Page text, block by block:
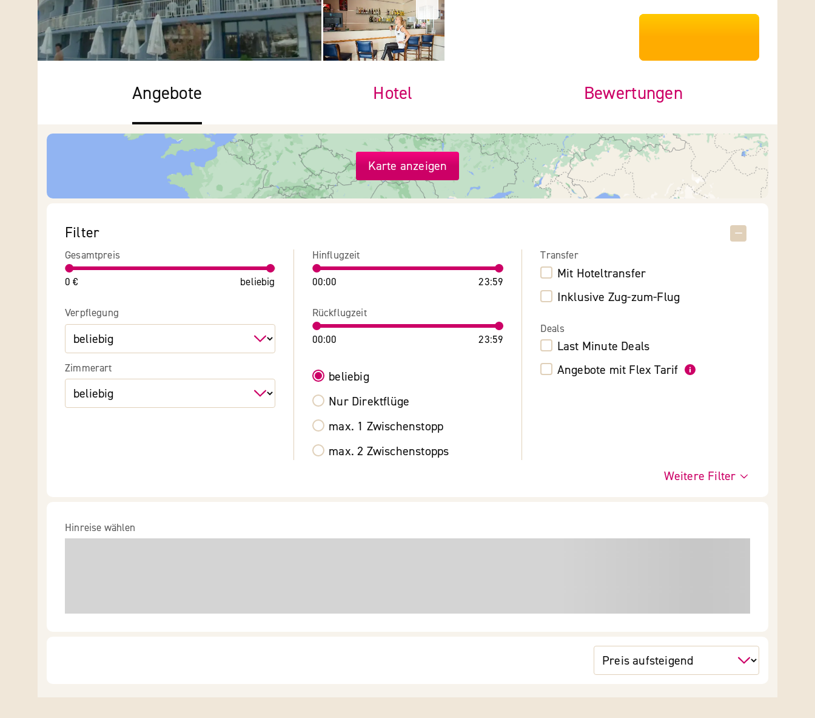
Angebote Hotel Bewertungen
Karte anzeigen
Filter
Gesamtpreis
0 € beliebig
Verpflegung
Zimmerart
Hinflugzeit
00:00 23:59
Rückflugzeit
00:00 23:59
beliebig
Nur Direktflüge
max. 1 Zwischenstopp
max. 2 Zwischenstopps
Transfer
Mit Hoteltransfer
Inklusive Zug-zum-Flug
Deals
Last Minute Deals
Angebote mit Flex Tarif
Weitere Filter
Hinreise wählen